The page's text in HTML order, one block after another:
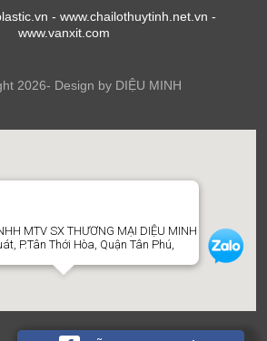
- www.chailothuytinh.net.vn -
www.vanxit.com
2026- Design by DIỆU MINH
MTV SX THƯƠNG MẠI DIỆU MINH
P.Tân Thới Hòa, Quận Tân Phú,